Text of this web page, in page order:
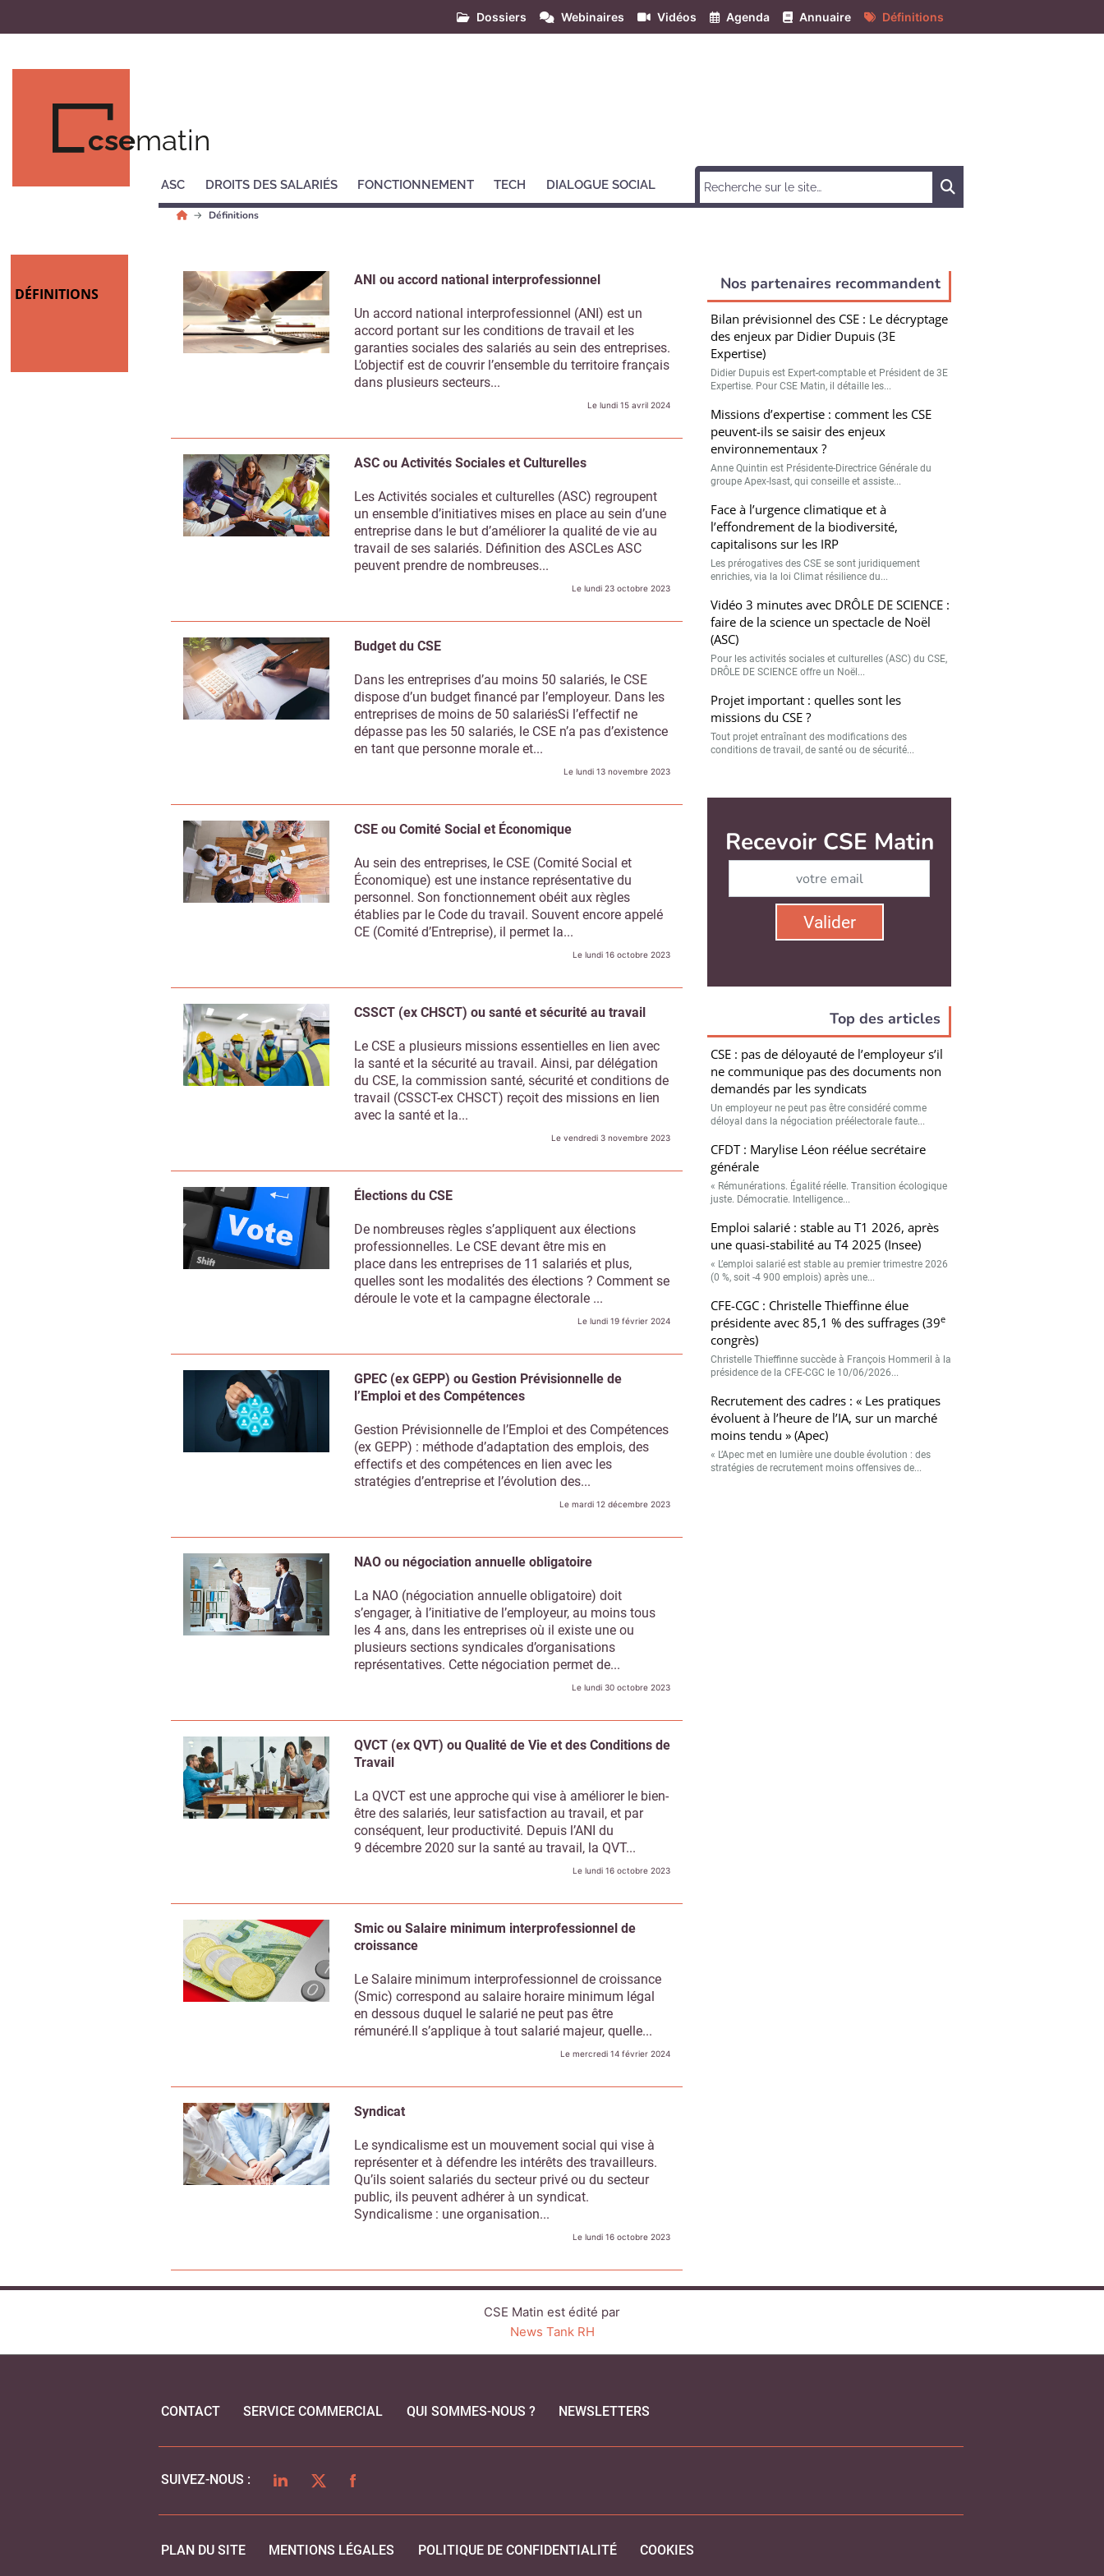
Dossiers Webinaires Vidéos Agenda Annuaire Définitions
csematin
ASC DROITS DES SALARIÉS FONCTIONNEMENT TECH DIALOGUE SOCIAL
Définitions
DÉFINITIONS
ANI ou accord national interprofessionnel
Un accord national interprofessionnel (ANI) est un
accord portant sur les conditions de travail et les
garanties sociales des salariés au sein des entreprises.
L’objectif est de couvrir l’ensemble du territoire français
dans plusieurs secteurs...
Le lundi 15 avril 2024
ASC ou Activités Sociales et Culturelles
Les Activités sociales et culturelles (ASC) regroupent
un ensemble d’initiatives mises en place au sein d’une
entreprise dans le but d’améliorer la qualité de vie au
travail de ses salariés. Définition des ASCLes ASC
peuvent prendre de nombreuses...
Le lundi 23 octobre 2023
Budget du CSE
Dans les entreprises d’au moins 50 salariés, le CSE
dispose d’un budget financé par l’employeur. Dans les
entreprises de moins de 50 salariésSi l’effectif ne
dépasse pas les 50 salariés, le CSE n’a pas d’existence
en tant que personne morale et...
Le lundi 13 novembre 2023
CSE ou Comité Social et Économique
Au sein des entreprises, le CSE (Comité Social et
Économique) est une instance représentative du
personnel. Son fonctionnement obéit aux règles
établies par le Code du travail. Souvent encore appelé
CE (Comité d’Entreprise), il permet la...
Le lundi 16 octobre 2023
CSSCT (ex CHSCT) ou santé et sécurité au travail
Le CSE a plusieurs missions essentielles en lien avec
la santé et la sécurité au travail. Ainsi, par délégation
du CSE, la commission santé, sécurité et conditions de
travail (CSSCT-ex CHSCT) reçoit des missions en lien
avec la santé et la...
Le vendredi 3 novembre 2023
Élections du CSE
De nombreuses règles s’appliquent aux élections
professionnelles. Le CSE devant être mis en
place dans les entreprises de 11 salariés et plus,
quelles sont les modalités des élections ? Comment se
déroule le vote et la campagne électorale ...
Le lundi 19 février 2024
GPEC (ex GEPP) ou Gestion Prévisionnelle de
l’Emploi et des Compétences
Gestion Prévisionnelle de l’Emploi et des Compétences
(ex GEPP) : méthode d’adaptation des emplois, des
effectifs et des compétences en lien avec les
stratégies d’entreprise et l’évolution des...
Le mardi 12 décembre 2023
NAO ou négociation annuelle obligatoire
La NAO (négociation annuelle obligatoire) doit
s’engager, à l’initiative de l’employeur, au moins tous
les 4 ans, dans les entreprises où il existe une ou
plusieurs sections syndicales d’organisations
représentatives. Cette négociation permet de...
Le lundi 30 octobre 2023
QVCT (ex QVT) ou Qualité de Vie et des Conditions de
Travail
La QVCT est une approche qui vise à améliorer le bien-
être des salariés, leur satisfaction au travail, et par
conséquent, leur productivité. Depuis l’ANI du
9 décembre 2020 sur la santé au travail, la QVT...
Le lundi 16 octobre 2023
Smic ou Salaire minimum interprofessionnel de
croissance
Le Salaire minimum interprofessionnel de croissance
(Smic) correspond au salaire horaire minimum légal
en dessous duquel le salarié ne peut pas être
rémunéré.Il s’applique à tout salarié majeur, quelle...
Le mercredi 14 février 2024
Syndicat
Le syndicalisme est un mouvement social qui vise à
représenter et à défendre les intérêts des travailleurs.
Qu’ils soient salariés du secteur privé ou du secteur
public, ils peuvent adhérer à un syndicat.
Syndicalisme : une organisation...
Le lundi 16 octobre 2023
Nos partenaires recommandent
Bilan prévisionnel des CSE : Le décryptage
des enjeux par Didier Dupuis (3E
Expertise)
Didier Dupuis est Expert-comptable et Président de 3E
Expertise. Pour CSE Matin, il détaille les...
Missions d’expertise : comment les CSE
peuvent-ils se saisir des enjeux
environnementaux ?
Anne Quintin est Présidente-Directrice Générale du
groupe Apex-Isast, qui conseille et assiste...
Face à l’urgence climatique et à
l’effondrement de la biodiversité,
capitalisons sur les IRP
Les prérogatives des CSE se sont juridiquement
enrichies, via la loi Climat résilience du...
Vidéo 3 minutes avec DRÔLE DE SCIENCE :
faire de la science un spectacle de Noël
(ASC)
Pour les activités sociales et culturelles (ASC) du CSE,
DRÔLE DE SCIENCE offre un Noël...
Projet important : quelles sont les
missions du CSE ?
Tout projet entraînant des modifications des
conditions de travail, de santé ou de sécurité...
Recevoir CSE Matin Abonnez-vous à notre newsletter
Valider
Non merci, je reçois déjà ! Je déciderai plus tard
CSE : pas de déloyauté de l’employeur s’il
ne communique pas des documents non
demandés par les syndicats
Un employeur ne peut pas être considéré comme
déloyal dans la négociation préélectorale faute...
CFDT : Marylise Léon réélue secrétaire
Emploi salarié : stable au T1 2026, après
une quasi-stabilité au T4 2025 (Insee)
« L’emploi salarié est stable au premier trimestre 2026
(0 %, soit -4 900 emplois) après une...
CFE-CGC : Christelle Thieffinne élue
présidente avec 85,1 % des suffrages (39
congrès)
Christelle Thieffinne succède à François Hommeril à la
présidence de la CFE-CGC le 10/06/2026...
Recrutement des cadres : « Les pratiques
évoluent à l’heure de l’IA, sur un marché
moins tendu » (Apec)
« L’Apec met en lumière une double évolution : des
stratégies de recrutement moins offensives de...
CSE Matin est édité par
News Tank RH
CONTACT SERVICE COMMERCIAL QUI SOMMES-NOUS ? NEWSLETTERS
SUIVEZ-NOUS : LINKEDINTWITTERFACEBOOK
PLAN DU SITE MENTIONS LÉGALES POLITIQUE DE CONFIDENTIALITÉ COOKIES